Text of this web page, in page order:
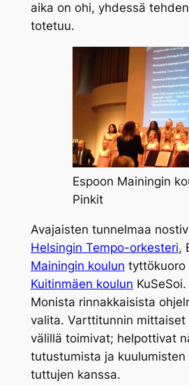
aika on ohi, yhdessä
totetuu.
Espoon Mainingin
Pinkit
Avajaisten tunnelmaa
Helsingin Tempo-orkesteri,
Mainingin koulun tyttökuoro
Kuitinmäen koulun KuSeSoi.
Monista rinnakkaisista
valita. Varttitunnin mittaiset
välillä toimivat; helpottivat
tutustumista ja kuulumisten
tuttujen kanssa.